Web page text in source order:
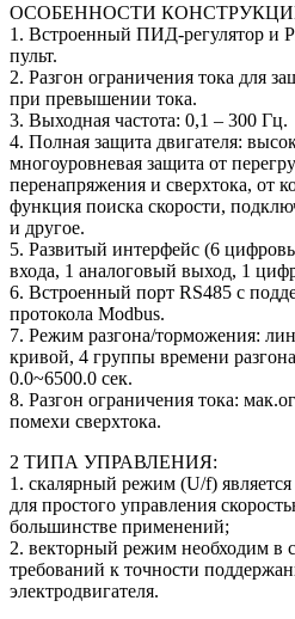
ОСОБЕННОСТИ
1. Встроенный ПИД-регулятор и
пульт.
2. Разгон ограничения тока для
при превышении тока.
3. Выходная частота: 0,1 – 300 Гц.
4. Полная защита двигателя:
многоуровневая защита от
перенапряжения и сверхтока, от
функция поиска скорости,
и другое.
5. Развитый интерфейс (6
входа, 1 аналоговый выход, 1
6. Встроенный порт RS485 с
протокола Modbus.
7. Режим разгона/торможения:
кривой, 4 группы времени
0.0~6500.0 сек.
8. Разгон ограничения тока:
помехи сверхтока.
2 ТИПА УПРАВЛЕНИЯ:
1. скалярный режим (U/f)
для простого управления
большинстве применений;
2. векторный режим необходим в
требований к точности
электродвигателя.